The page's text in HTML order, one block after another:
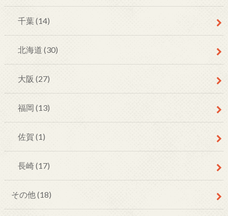
千葉(14)
北海道 (30)
大阪 (27)
福岡 (13)
佐賀 (1)
長崎(17)
その他(18)